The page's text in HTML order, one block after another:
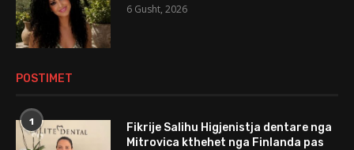
6 Gusht, 2026
POSTIMET
1
Fikrije Salihu Higjenistja dentare nga
Mitrovica kthehet nga Finlanda pas